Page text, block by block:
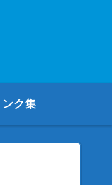
ンク集